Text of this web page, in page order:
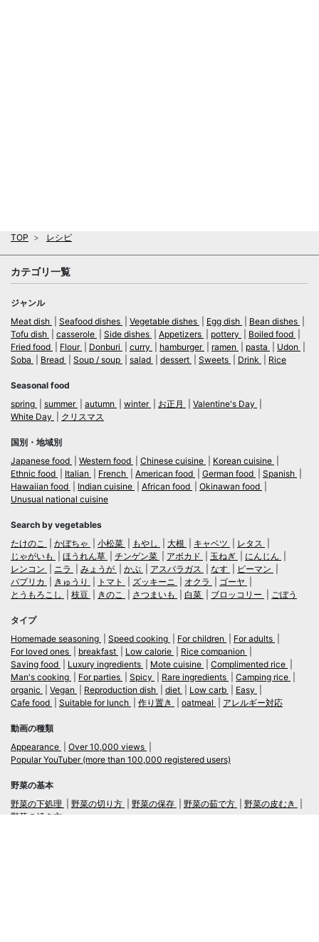
TOP レシピ
カテゴリ一覧
ジャンル
Meat dish
Seafood dishes Vegetable dishes Egg dish
Bean dishes
Tofu dish
casserole Side dishes Appetizers pottery
Boiled food
Fried food
Flour Donburi curry hamburger ramen pasta
Udon
Soba
Bread Soup / soup salad dessert Sweets Drink Rice
Seasonal food
spring
summer autumn winter お正月
Valentine's Day
White Day
クリスマス
国別・地域別
Japanese food
Western food Chinese cuisine
Korean cuisine
Ethnic food
Italian French American food German food
Spanish
Hawaiian food
Indian cuisine African food
Okinawan food
Unusual national cuisine
Search by vegetables
たけのこ
かぼちゃ 小松菜 もやし 大根 キャベツ
レタス
じゃがいも
ほうれん草 チンゲン菜 アボカド 玉ねぎ
にんじん
レンコン
ニラ みょうが かぶ アスパラガス なす
ピーマン
パプリカ
きゅうり トマト ズッキーニ オクラ
ゴーヤ
とうもろこし
枝豆 きのこ さつまいも 白菜 ブロッコリー ごぼう
タイプ
Homemade seasoning
Speed cooking For children
For adults
For loved ones
breakfast Low calorie
Rice companion
Saving food
Luxury ingredients Mote cuisine
Complimented rice
Man's cooking
For parties Spicy Rare ingredients
Camping rice
organic
Vegan Reproduction dish diet Low carb
Easy
Cafe food
Suitable for lunch 作り置き oatmeal アレルギー対応
動画の種類
Appearance
Over 10,000 views
Popular YouTuber (more than 100,000 registered users)
野菜の基本
野菜の下処理
野菜の切り方 野菜の保存 野菜の茹で方
野菜の皮むき
野菜の焼き方